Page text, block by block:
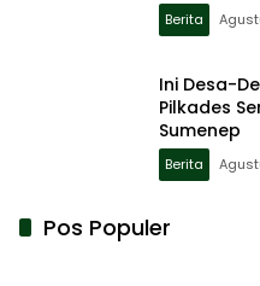
Berita
Ini Desa-
Pilkades
Sumenep
Berita
Pos Populer